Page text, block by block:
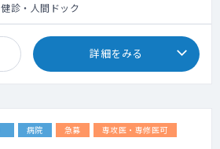
健診・人間ドック
詳細をみる
病院 急募 専攻医・専修医可